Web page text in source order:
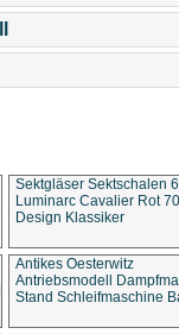
Sektgläser Sektschalen
Luminarc Cavalier Rot
Design Klassiker
Antikes Oesterwitz
Antriebsmodell
Stand Schleifmaschine